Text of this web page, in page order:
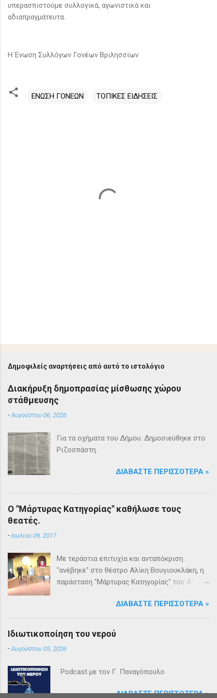
υπερασπιστούμε συλλογικά, αγωνιστικά και
αδιαπραγμάτευτα.
Η Ένωση Συλλόγων Γονέων Βριλησσίων
ΕΝΩΣΗ ΓΟΝΕΩΝ ΤΟΠΙΚΕΣ ΕΙΔΗΣΕΙΣ
Δημοφιλείς αναρτήσεις από αυτό το ιστολόγιο
Διακήρυξη δημοπρασίας μίσθωσης χώρου
στάθμευσης
-Αυγούστου 06, 2026
Για τα οχήματα του Δήμου. Δημοσιεύθηκε στο
Ριζοσπάστη.
ΔΙΑΒΆΣΤΕ ΠΕΡΙΣΣΌΤΕΡΑ »
Ο "Μάρτυρας Κατηγορίας" καθήλωσε τους
θεατές.
-Ιουλίου 09, 2017
Με τεράστια επιτυχία και ανταπόκριση
"ανέβηκε" στο θέατρο Αλίκη Βουγιουκλάκη, η
παράσταση "Μάρτυρας Κατηγορίας" του Α΄
Βριλησσίων. Το θέατρο γέμισε και πάνω από
1500 θεατές και τις δύο βραδιές απόλαυσαν
κυριολεκτικά μία σπουδαία παράσταση
υψηλής δραματουργίας. Το έργο της Αγκάθα
Κρίστι καθήλωσε τους θεατρόφιλους σε όλη
πλοκή, οι μεγάλες ανατροπές και ένα
ΔΙΑΒΆΣΤΕ ΠΕΡΙΣΣΌΤΕΡΑ »
Ιδιωτικοποίηση του νερού
-Αυγούστου 05, 2026
Podcast με τον Γ. Παναγόπουλο
ΔΙΑΒΆΣΤΕ ΠΕΡΙΣΣΌΤΕΡΑ »